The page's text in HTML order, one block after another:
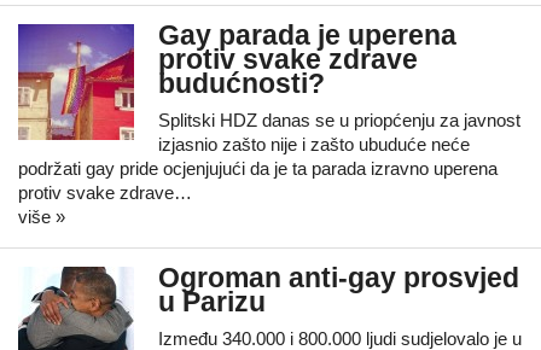
Gay parada je uperena
protiv svake zdrave
budućnosti?
Splitski HDZ danas se u priopćenju za javnost
izjasnio zašto nije i zašto ubuduće neće
podržati gay pride ocjenjujući da je ta parada izravno uperena
protiv svake zdrave…
više »
Ogroman anti-gay prosvjed
u Parizu
Između 340.000 i 800.000 ljudi sudjelovalo je u